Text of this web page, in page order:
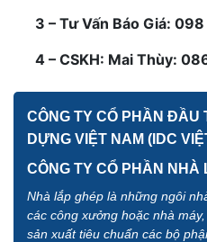
3 – Tư Vấn Báo Giá:
4 – CSKH: Mai Thùy:
CÔNG TY CỔ PHẦN ĐẦU
DỰNG VIỆT NAM (IDC
CÔNG TY CỔ PHẦN NHÀ
Nhà lắp ghép là những ngôi
các công xưởng hoặc nhà
sản xuất tiêu chuẩn các bộ